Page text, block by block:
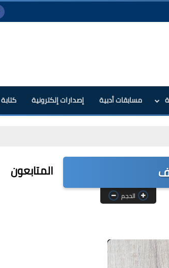
مسابقات أدبية إصدارات إلكترونية
الحجم
المتابعون